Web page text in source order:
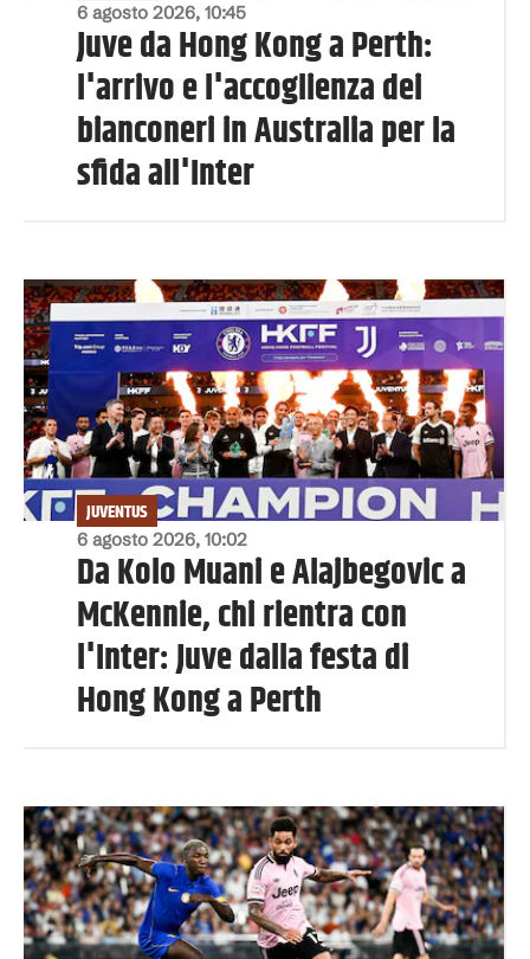
6 agosto 2026, 10:45
Juve da Hong Kong a Perth:
l'arrivo e l'accoglienza dei
bianconeri in Australia per la
sfida all'Inter
6 agosto 2026, 10:02
JUVENTUS
Da Kolo Muani e Alajbegovic a
McKennie, chi rientra con
l'Inter: Juve dalla festa di
Hong Kong a Perth